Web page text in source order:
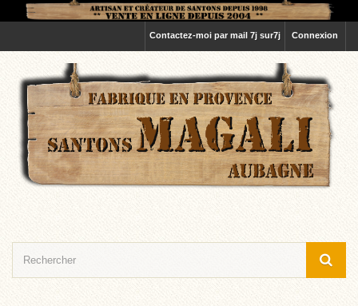
Connexion
Contactez-moi par mail 7j sur7j